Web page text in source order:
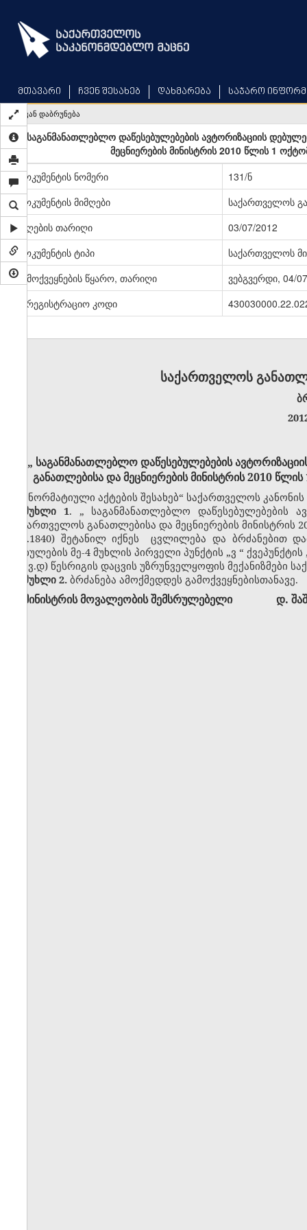
main
content
მთავარი ჩვენ შესახებ დახმარება საჯარო
უკან დაბრუნება
„საგანმანათლებლო დაწესებულებების ავტორიზაციის
მეცნიერების მინისტრის 2010 წლის 1
დოკუმენტის ნომერი
131/ნ
დოკუმენტის მიმღები
საქართველოს
მიღების თარიღი
03/07/2012
დოკუმენტის ტიპი
საქართველოს
გამოქვეყნების წყარო, თარიღი
ვებგვერდი, 04/
სარეგისტრაციო კოდი
საქართველოს
„ საგანმანათლებლო დაწესებულებების
განათლებისა და მეცნიერების მინისტრის 2010 წლის
„ნორმატიული აქტების შესახებ“ საქართველოს
მუხლი 1. „ საგანმანათლებლო დაწესებულებების
საქართველოს განათლებისა და მეცნიერების მინისტრის
მუხ.1840) შეტანილ იქნეს ცვლილება და ბრძანებით
დებულების მე-4 მუხლის პირველი პუნქტის „ვ “ ქვეპუნქტის
ვ.დ) წესრიგის დაცვის უზრუნველყოფის მექანიზმები
მუხლი 2.ბრძანება ამოქმედდეს გამოქვეყნებისთანავე.
მინისტრის მოვალეობის შემსრულებელი დ.